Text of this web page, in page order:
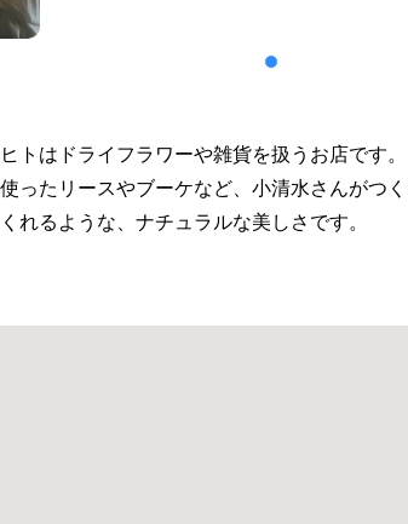
はドライフラワーや雑貨を扱うお店です。
ったリースやブーケなど、小清水さんがつ
れるような、ナチュラルな美しさです。